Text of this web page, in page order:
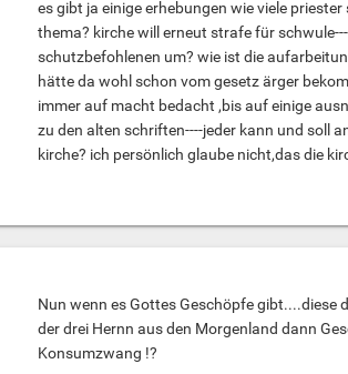
es gibt ja einige erhebungen wie viele
thema? kirche will erneut strafe für
schutzbefohlenen um? wie ist die
hätte da wohl schon vom gesetz ärger
immer auf macht bedacht ,bis auf einige
zu den alten schriften----jeder kann und soll
kirche? ich persönlich glaube nicht,das die
Nun wenn es Gottes Geschöpfe gibt....diese
der drei Hernn aus den Morgenland dann
Konsumzwang !?